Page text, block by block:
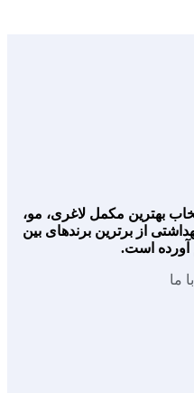
بهترین مکمل لاغری، مو،
از برترین برندهای بین
آورده است.
ما